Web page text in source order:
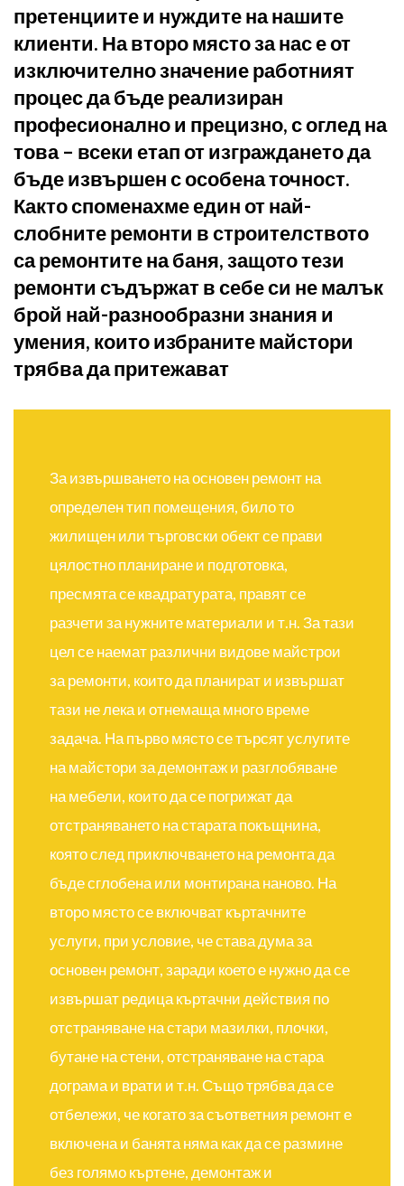
претенциите и нуждите на нашите
клиенти. На второ място за нас е от
изключително значение работният
процес да бъде реализиран
професионално и прецизно, с оглед на
това – всеки етап от изграждането да
бъде извършен с особена точност.
Както споменахме един от най-
слобните ремонти в строителството
са ремонтите на баня, защото тези
ремонти съдържат в себе си не малък
брой най-разнообразни знания и
умения, които избраните майстори
трябва да притежават
За извършването на основен ремонт на
определен тип помещения, било то
жилищен или търговски обект се прави
цялостно планиране и подготовка,
пресмята се квадратурата, правят се
разчети за нужните материали и т.н. За тази
цел се наемат различни видове майстрои
за ремонти, които да планират и извършат
тази не лека и отнемаща много време
задача. На първо място се търсят услугите
на майстори за демонтаж и разглобяване
на мебели, които да се погрижат да
отстраняването на старата покъщнина,
която след приключването на ремонта да
бъде сглобена или монтирана наново. На
второ място се включват къртачните
услуги, при условие, че става дума за
основен ремонт, заради което е нужно да се
извършат редица къртачни действия по
отстраняване на стари мазилки, плочки,
бутане на стени, отстраняване на стара
дограма и врати и т.н. Също трябва да се
отбележи, че когато за съответния ремонт е
включена и банята няма как да се размине
без голямо къртене, демонтаж и